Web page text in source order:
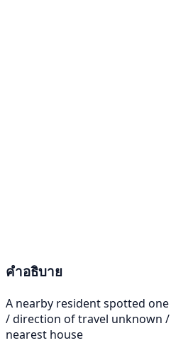
คำอธิบาย
A nearby resident spotted
/ direction of travel unknown
nearest house